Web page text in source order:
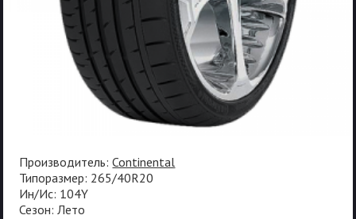
Производитель:Continental
Типоразмер: 265/40R20
Ин/Ис: 104Y
Сезон: Лето